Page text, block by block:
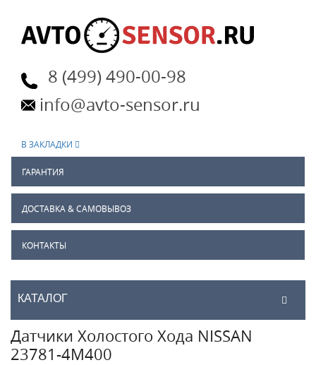
8 (499) 490-00-98
info@avto-sensor.ru
В ЗАКЛАДКИ
ГАРАНТИЯ
ДОСТАВКА & САМОВЫВОЗ
КОНТАКТЫ
КАТАЛОГ
Датчики Холостого Хода NISSAN
23781-4M400